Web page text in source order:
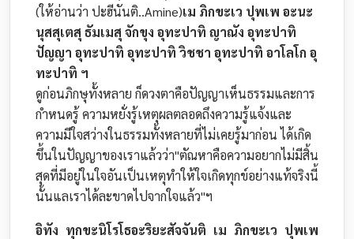
(ให้อ่านว่า ปะฮีนันติ..Amine)เม ภิกขะเว ปุพเพ อะนะ
นุสสุเตสุ ธัมเมสุ จักขุง อุทะปาทิ ญาณัง อุทะปาทิ
ปัญญา อุทะปาทิ อุทะปาทิ วิชชา อุทะปาทิ อาโลโก อุ
ทะปาทิ ฯ
ดูก่อนภิกษุทั้งหลาย ก็ดวงตาคือปัญญาเห็นธรรมและการ
กำหนดรู้ ความหยั่งรู้เหตุผลตลอดถึงความรู้แจ้งและ
ความมีใจสว่างในธรรมทั้งหลายที่ไม่เคยรู้มาก่อน ได้เกิด
ขึ้นในปัญญาของเราแล้วว่า"ตัณหาคือความอยากไม่มีสิ้น
สุดที่มีอยู่ในใจอันเป็นเหตุทำให้ใจเกิดทุกข์อย่างแท้จริงนี้
นั้นแลเราได้ละขาดไปจากใจแล้ว"ฯ
อิทัง ทุกขะนิโรโธอะริยะสัจจันติ เม ภิกขะเว ปุพเพ